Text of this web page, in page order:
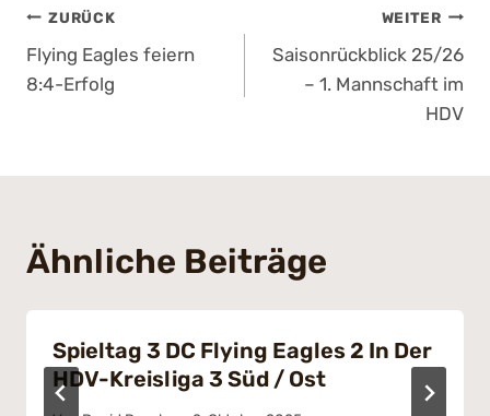
Beitragsnavigation
ZURÜCK
Flying Eagles feiern
8:4-Erfolg
WEITER
Saisonrückblick 25/26
– 1. Mannschaft im
HDV
Ähnliche Beiträge
Spieltag 3 DC Flying Eagles 2 In Der
HDV-Kreisliga 3 Süd / Ost